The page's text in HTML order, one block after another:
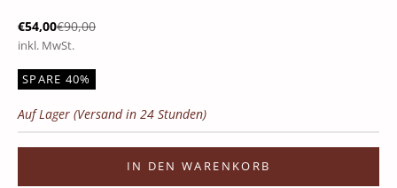
Angebot
€54,00Regulärer Preis
€90,00
inkl. MwSt.
SPARE 40%
Auf Lager (Versand in 24 Stunden)
IN DEN WARENKORB